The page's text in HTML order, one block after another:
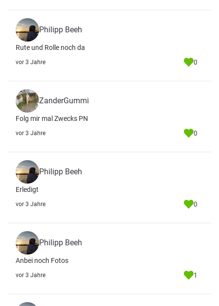
Philipp Beeh
Rute und Rolle noch da
vor 3 Jahre 0
ZanderGummi
Folg mir mal Zwecks PN
vor 3 Jahre 0
Philipp Beeh
Erledigt
vor 3 Jahre 0
Philipp Beeh
Anbei noch Fotos
vor 3 Jahre 1